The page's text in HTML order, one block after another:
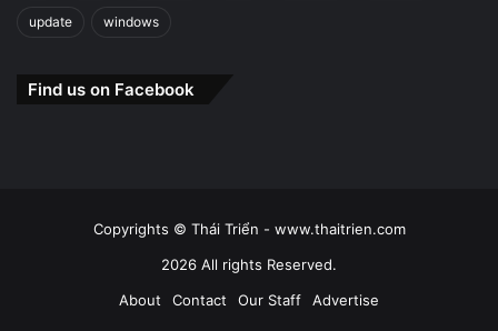
update windows
Find us on Facebook
Copyrights © Thái Triển - www.thaitrien.com
2026 All rights Reserved.
About
Contact Our Staff Advertise